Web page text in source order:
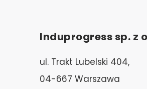
Induprogress sp. z
ul. Trakt Lubelski 404,
04-667 Warszawa